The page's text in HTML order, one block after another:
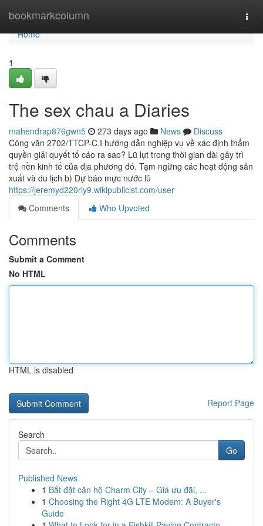
bookmarkcolumn
Home
Home
1
The sex chau a Diaries
mahendrap876gwn5 273 days ago News
Discuss
Công văn 2702/TTCP-C.I hướng dẫn nghiệp vụ về xác định thẩm
quyền giải quyết tố cáo ra sao? Lũ lụt trong thời gian dài gây trì
trệ nền kinh tế của địa phương đó. Tạm ngừng các hoạt động sản
xuất và du lịch b) Dự báo mực nước lũ
https://jeremyd220riy9.wikipublicist.com/user
Comments
Who Upvoted
Comments
Submit a Comment
No HTML
HTML is disabled
Report Page
Search
Go
Published News
1 Bắt đặt căn hộ Charm City – Giá ưu đãi, ...
1 Choosing the Right 4G LTE Modem: A Buyer's
Guide